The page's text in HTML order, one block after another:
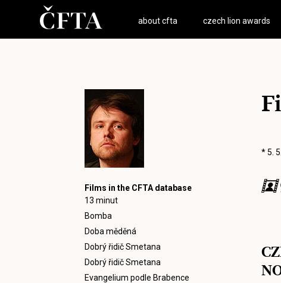
about cfta czech lion awards
Films in the CFTA database
13 minut
Bomba
Doba měděná
Dobrý řidič Smetana
Dobrý řidič Smetana
Evangelium podle Brabence
* 5.